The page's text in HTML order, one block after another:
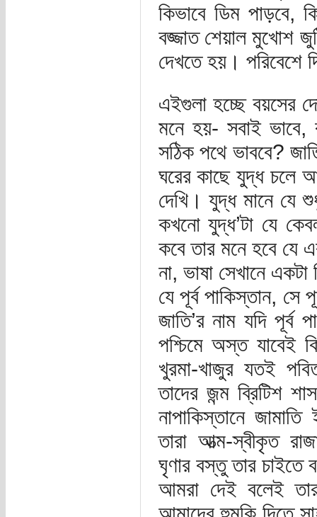
কিভাবে ডিম পাড়বে,
বজ্জাত শেয়াল মুখোশ
দেখতে হয়। পরিবেশে
এইগুলা হচ্ছে বয়সের
মনে হয়- সবাই ভাবে,
সঠিক পথে ভাববে?
ঘরের কাছে যুদ্ধ চলে
দেখি। যুদ্ধ মানে যে
কখনো যুদ্ধ’টা যে
কবে তার মনে হবে যে
না, ভাষা সেখানে
যে পূর্ব পাকিস্তান,
জাতি’র নাম যদি পূর্ব
পশ্চিমে অস্ত যাবেই
খুরমা-খাজুর যতই
তাদের জন্ম ব্রিটিশ
নাপাকিস্তানে
তারা আত্ম-স্বীকৃত
ঘৃণার বস্তু তার চাইতে
আমরা দেই বলেই